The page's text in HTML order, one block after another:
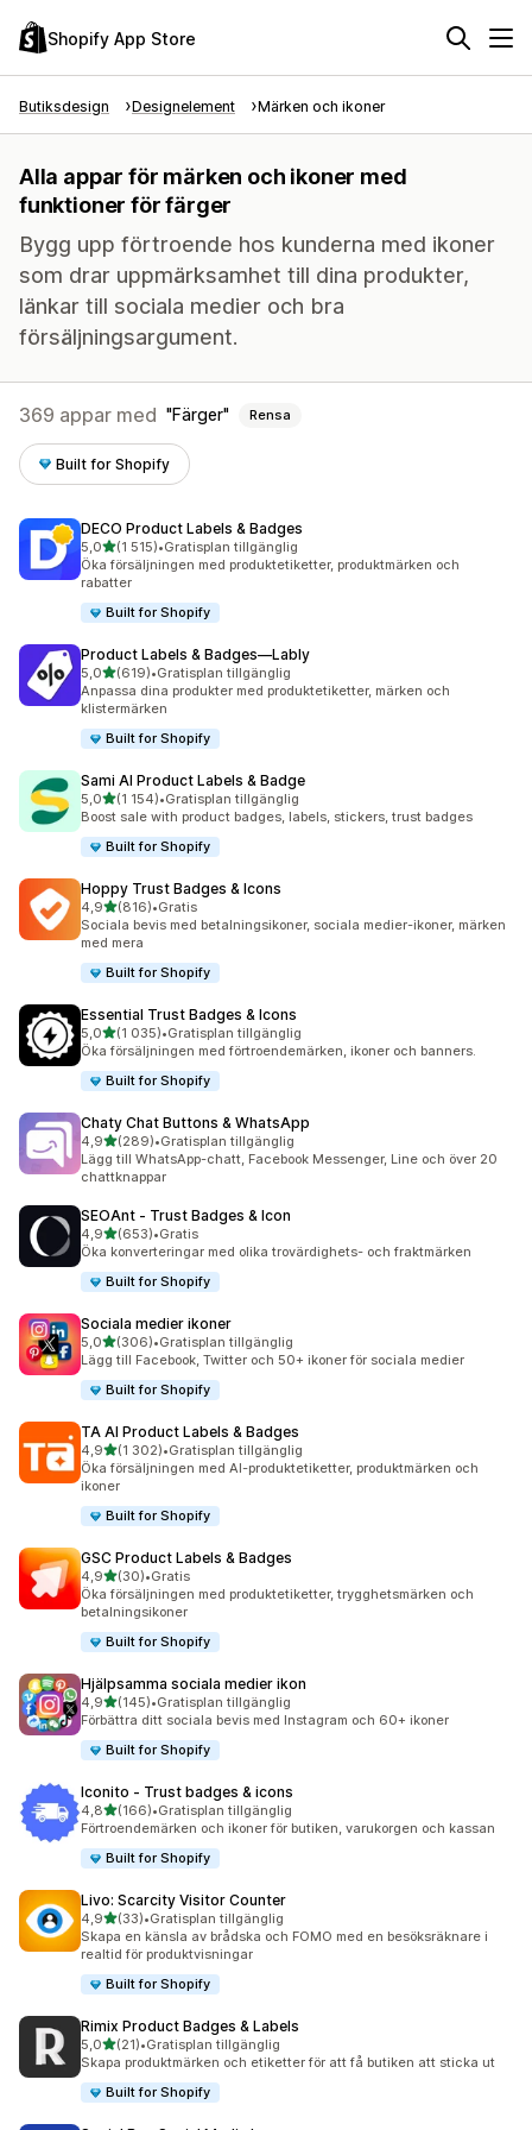
Shopify App Store
Butiksdesign Designelement Märken och ikoner
Alla appar för märken och ikoner med
funktioner för färger
Bygg upp förtroende hos kunderna med ikoner
som drar uppmärksamhet till dina produkter,
länkar till sociala medier och bra
försäljningsargument.
369 appar med Färger Rensa
Built for Shopify
DECO Product Labels & Badges
5,0av 5 stjärnor
(1 515)
1515 recensioner totalt
•Gratisplan tillgänglig
Öka försäljningen med produktetiketter, produktmärken och
rabatter
Built for Shopify
Product Labels & Badges—Lably
5,0av 5 stjärnor
(619)
619 recensioner totalt
•Gratisplan tillgänglig
Anpassa dina produkter med produktetiketter, märken och
klistermärken
Built for Shopify
Sami AI Product Labels & Badge
5,0av 5 stjärnor
(1 154)
1154 recensioner totalt
•Gratisplan tillgänglig
Boost sale with product badges, labels, stickers, trust badges
Built for Shopify
Hoppy Trust Badges & Icons
4,9av 5 stjärnor
(816)
816 recensioner totalt
•Gratis
Sociala bevis med betalningsikoner, sociala medier-ikoner, märken
med mera
Built for Shopify
Essential Trust Badges & Icons
5,0av 5 stjärnor
(1 035)
1035 recensioner totalt
•Gratisplan tillgänglig
Öka försäljningen med förtroendemärken, ikoner och banners.
Built for Shopify
Chaty Chat Buttons & WhatsApp
4,9av 5 stjärnor
(289)
289 recensioner totalt
•Gratisplan tillgänglig
Lägg till WhatsApp-chatt, Facebook Messenger, Line och över 20
chattknappar
SEOAnt ‑ Trust Badges & Icon
4,9av 5 stjärnor
(653)
653 recensioner totalt
•Gratis
Öka konverteringar med olika trovärdighets- och fraktmärken
Built for Shopify
Sociala medier ikoner
5,0av 5 stjärnor
(306)
306 recensioner totalt
•Gratisplan tillgänglig
Lägg till Facebook, Twitter och 50+ ikoner för sociala medier
Built for Shopify
TA AI Product Labels & Badges
4,9av 5 stjärnor
(1 302)
1302 recensioner totalt
•Gratisplan tillgänglig
Öka försäljningen med AI-produktetiketter, produktmärken och
ikoner
Built for Shopify
GSC Product Labels & Badges
4,9av 5 stjärnor
(30)
30 recensioner totalt
•Gratis
Öka försäljningen med produktetiketter, trygghetsmärken och
betalningsikoner
Built for Shopify
Hjälpsamma sociala medier ikon
4,9av 5 stjärnor
(145)
145 recensioner totalt
•Gratisplan tillgänglig
Förbättra ditt sociala bevis med Instagram och 60+ ikoner
Built for Shopify
Iconito ‑ Trust badges & icons
4,8av 5 stjärnor
(166)
166 recensioner totalt
•Gratisplan tillgänglig
Förtroendemärken och ikoner för butiken, varukorgen och kassan
Built for Shopify
Livo: Scarcity Visitor Counter
4,9av 5 stjärnor
(33)
33 recensioner totalt
•Gratisplan tillgänglig
Skapa en känsla av brådska och FOMO med en besöksräknare i
realtid för produktvisningar
Built for Shopify
Rimix Product Badges & Labels
5,0av 5 stjärnor
(21)
21 recensioner totalt
•Gratisplan tillgänglig
Skapa produktmärken och etiketter för att få butiken att sticka ut
Built for Shopify